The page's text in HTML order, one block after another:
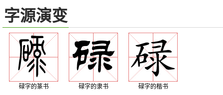
字源演变
碌字的篆书 碌字的隶书 碌字的楷书